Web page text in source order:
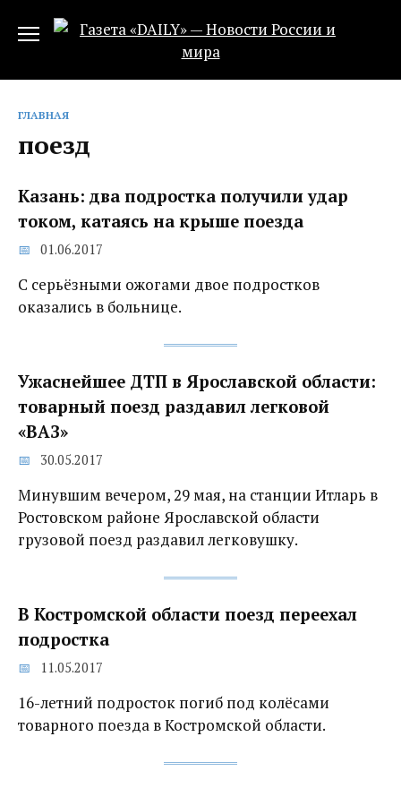
ГЛАВНАЯ
поезд
Казань: два подростка получили удар
током, катаясь на крыше поезда
01.06.2017
С серьёзными ожогами двое подростков
оказались в больнице.
Ужаснейшее ДТП в Ярославской области:
товарный поезд раздавил легковой
«ВАЗ»
30.05.2017
Минувшим вечером, 29 мая, на станции Итларь в
Ростовском районе Ярославской области
грузовой поезд раздавил легковушку.
В Костромской области поезд переехал
подростка
11.05.2017
16-летний подросток погиб под колёсами
товарного поезда в Костромской области.